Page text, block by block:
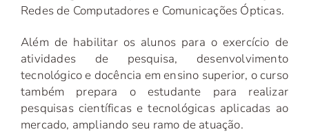
Redes de Computadores e Comunicações Ópticas.
Além de habilitar os alunos para o exercício de
atividades de pesquisa, desenvolvimento
tecnológico e docência em ensino superior, o curso
também prepara o estudante para realizar
pesquisas científicas e tecnológicas aplicadas ao
mercado, ampliando seu ramo de atuação.